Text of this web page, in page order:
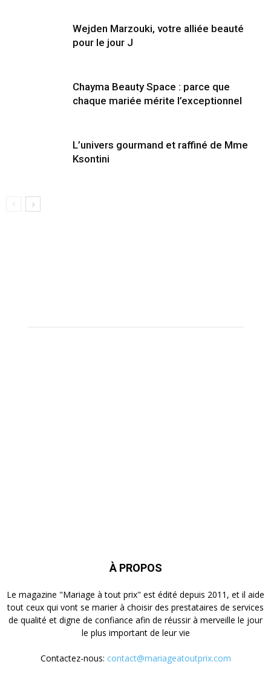
Wejden Marzouki, votre alliée beauté
pour le jour J
Chayma Beauty Space : parce que
chaque mariée mérite l’exceptionnel
L’univers gourmand et raffiné de Mme
Ksontini
À PROPOS
Le magazine "Mariage à tout prix" est édité depuis 2011, et il aide
tout ceux qui vont se marier à choisir des prestataires de services
de qualité et digne de confiance afin de réussir à merveille le jour
le plus important de leur vie
Contactez-nous: contact@mariageatoutprix.com